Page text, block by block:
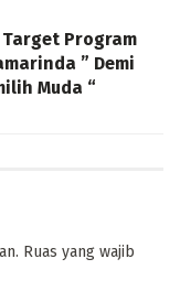
Program
” Demi
Muda “
Ruas yang wajib